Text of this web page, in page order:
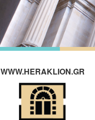
WWW.HERAKLION.GR